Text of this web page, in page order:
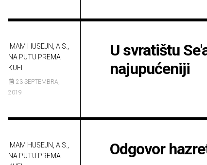
IMAM HUSEJN, A.S.,
NA PUTU PREMA
KUFI
23 SEPTEMBRA,
2019
U svratištu
najupućeniji
IMAM HUSEJN, A.S.,
NA PUTU PREMA
Odgovor